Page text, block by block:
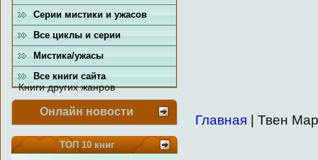
Серии мистики и ужасов
Все циклы и серии
Мистика/ужасы
Все книги сайта
Книги других жанров
Онлайн новости
ТОП 10 книг
Главная | Твен